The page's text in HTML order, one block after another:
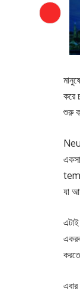
করে
শুরু
যা